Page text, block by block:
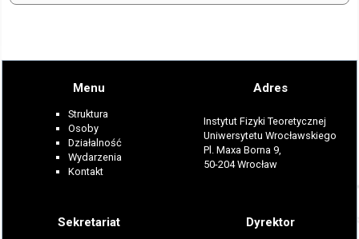
Menu
Struktura
Osoby
Działalność
Wydarzenia
Kontakt
Adres
Instytut Fizyki Teoretycznej
Uniwersytetu Wrocławskiego
Pl. Maxa Borna 9,
50-204 Wrocław
Sekretariat Dyrektor